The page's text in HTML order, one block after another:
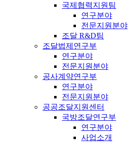
국제협력지원팀
연구분야
전문지원분야
조달 R&D팀
조달법제연구부
연구분야
전문지원분야
공사계약연구부
연구분야
전문지원분야
공공조달지원센터
국방조달연구부
연구분야
사업소개